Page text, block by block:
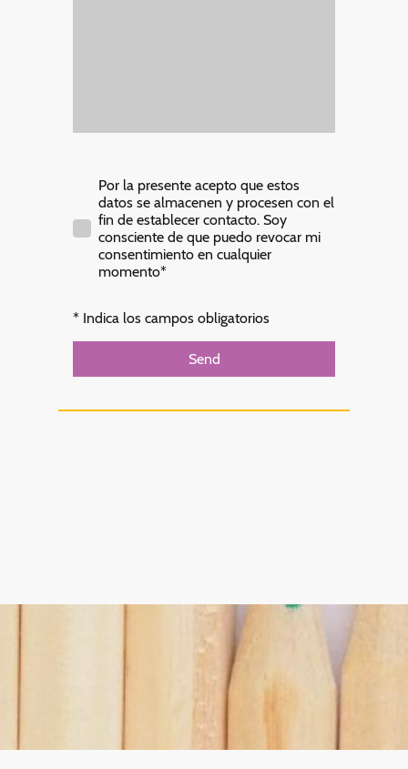
Por la presente acepto que estos
datos se almacenen y procesen con el
fin de establecer contacto. Soy
consciente de que puedo revocar mi
consentimiento en cualquier
momento*
* Indica los campos obligatorios
Send